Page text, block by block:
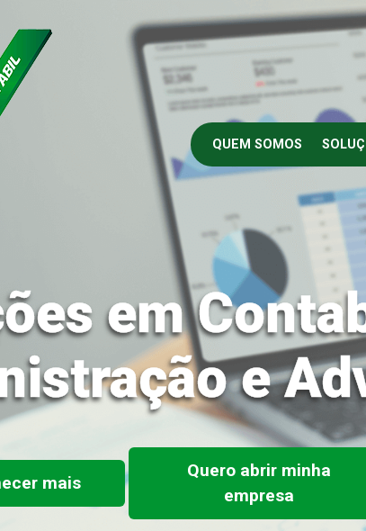
QUEM SOMOS
em
e
mais
Quero abrir minha
empresa